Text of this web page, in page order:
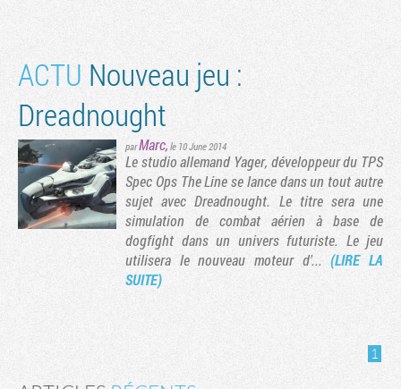
ACTU Nouveau jeu :
Dreadnought
parMarc, le 10 June 2014
Le studio allemand Yager, développeur du TPS
Spec Ops The Line se lance dans un tout autre
sujet avec Dreadnought. Le titre sera une
simulation de combat aérien à base de
dogfight dans un univers futuriste. Le jeu
utilisera le nouveau moteur d'...(LIRE LA
SUITE)
1